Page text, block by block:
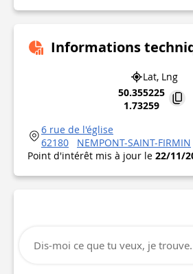
Informations
Lat, Lng
50.355225
1.73259
6 rue de l'église
62180
NEMPONT-SAINT-FIRMIN
Point d'intérêt mis à jour le 22/11/
Dis-moi ce que tu veux, je